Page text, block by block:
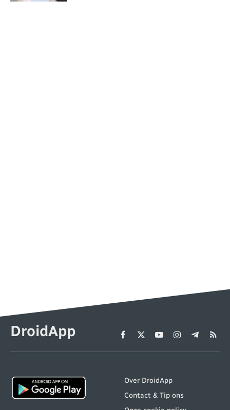
DroidApp Facebook
X
(Twitter)
YouTubeInstagram
Telegram
RSS
Over DroidApp
Contact & Tip ons